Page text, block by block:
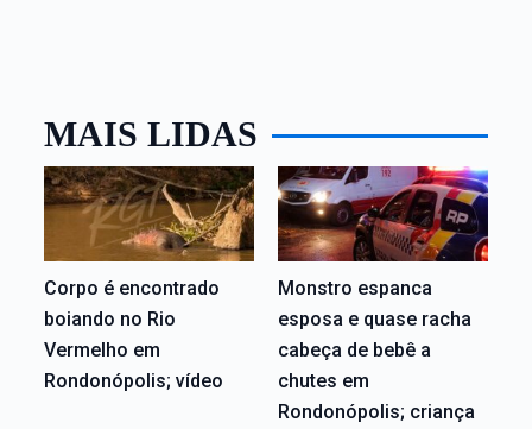
MAIS LIDAS
Corpo é encontrado
boiando no Rio
Vermelho em
Rondonópolis; vídeo
Monstro espanca
esposa e quase racha
cabeça de bebê a
chutes em
Rondonópolis; criança